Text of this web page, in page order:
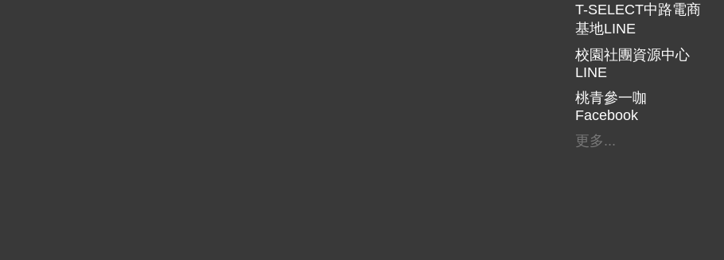
T-SELECT中路電商
基地LINE
校園社團資源中心
LINE
桃青參一咖
Facebook
更多...